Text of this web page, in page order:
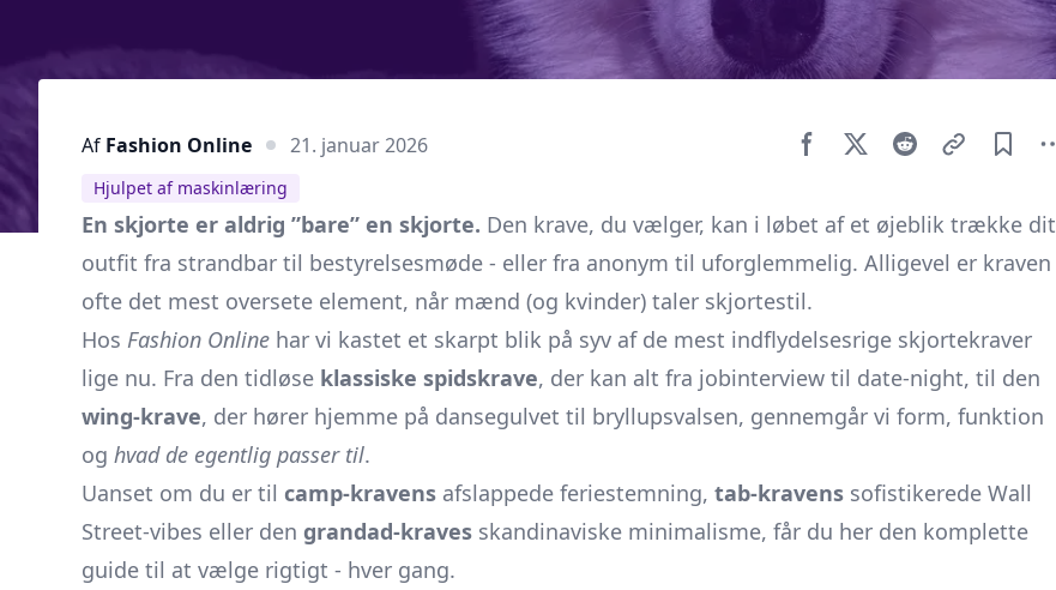
Af Fashion Online 21. januar 2026
Hjulpet af maskinlæring
En skjorte er aldrig ”bare” en skjorte. Den krave, du vælger, kan i løbet af et øjeblik trække dit
outfit fra strandbar til bestyrelsesmøde - eller fra anonym til uforglemmelig. Alligevel er kraven
ofte det mest oversete element, når mænd (og kvinder) taler skjortestil.
Hos Fashion Online har vi kastet et skarpt blik på syv af de mest indflydelsesrige skjortekraver
lige nu. Fra den tidløse klassiske spidskrave, der kan alt fra jobinterview til date-night, til den
wing-krave, der hører hjemme på dansegulvet til bryllupsvalsen, gennemgår vi form, funktion
og hvad de egentlig passer til.
Uanset om du er til camp-kravens afslappede feriestemning, tab-kravens sofistikerede Wall
Street-vibes eller den grandad-kraves skandinaviske minimalisme, får du her den komplette
guide til at vælge rigtigt - hver gang.